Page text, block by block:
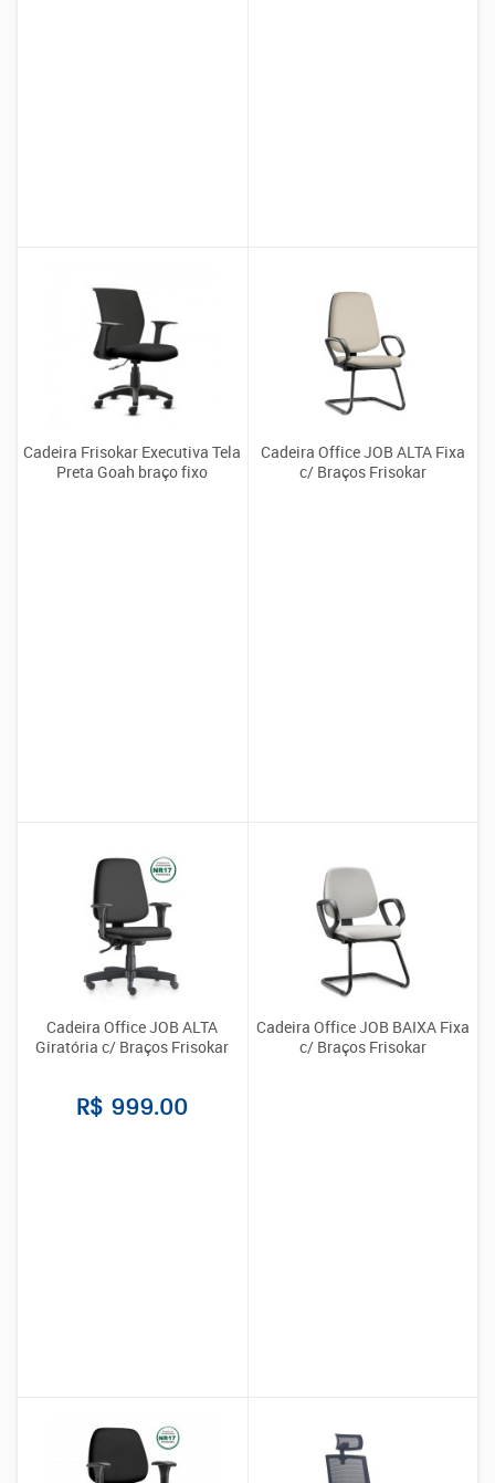
Cadeira Frisokar Executiva Tela
Preta Goah braço fixo
Cadeira Office JOB ALTA Fixa
c/ Braços Frisokar
Cadeira Office JOB ALTA
Giratória c/ Braços Frisokar
R$ 999.00
Cadeira Office JOB BAIXA Fixa
c/ Braços Frisokar